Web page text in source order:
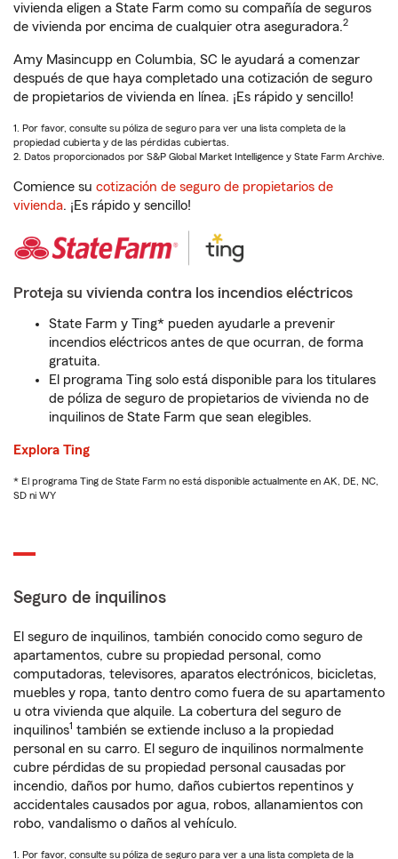
vivienda eligen a State Farm como su compañía de seguros
de vivienda por encima de cualquier otra aseguradora.2
Amy Masincupp en Columbia, SC le ayudará a comenzar
después de que haya completado una cotización de seguro
de propietarios de vivienda en línea. ¡Es rápido y sencillo!
1. Por favor, consulte su póliza de seguro para ver una lista completa de la
propiedad cubierta y de las pérdidas cubiertas.
2. Datos proporcionados por S&P Global Market Intelligence y State Farm Archive.
Comience su cotización de seguro de propietarios de
vivienda. ¡Es rápido y sencillo!
Proteja su vivienda contra los incendios eléctricos
State Farm y Ting* pueden ayudarle a prevenir
incendios eléctricos antes de que ocurran, de forma
gratuita.
El programa Ting solo está disponible para los titulares
de póliza de seguro de propietarios de vivienda no de
inquilinos de State Farm que sean elegibles.
Explora Ting
* El programa Ting de State Farm no está disponible actualmente en AK, DE, NC,
SD ni WY
Seguro de inquilinos
El seguro de inquilinos, también conocido como seguro de
apartamentos, cubre su propiedad personal, como
computadoras, televisores, aparatos electrónicos, bicicletas,
muebles y ropa, tanto dentro como fuera de su apartamento
u otra vivienda que alquile. La cobertura del seguro de
inquilinos1 también se extiende incluso a la propiedad
personal en su carro. El seguro de inquilinos normalmente
cubre pérdidas de su propiedad personal causadas por
incendio, daños por humo, daños cubiertos repentinos y
accidentales causados por agua, robos, allanamientos con
robo, vandalismo o daños al vehículo.
1. Por favor, consulte su póliza de seguro para ver a una lista completa de la